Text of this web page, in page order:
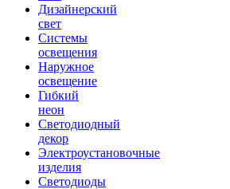
Дизайнерский
свет
Системы
освещения
Наружное
освещение
Гибкий
неон
Светодиодный
декор
Электроустановочные
изделия
Светодиоды